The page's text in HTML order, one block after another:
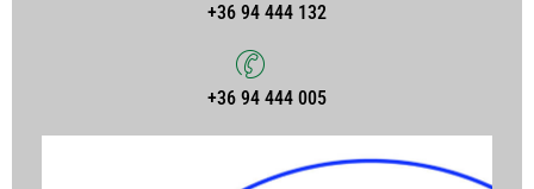
+36 94 444 132
+36 94 444 005